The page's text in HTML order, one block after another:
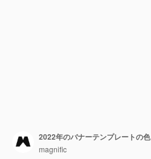
2022年のバナーテンプレートの色
magnific